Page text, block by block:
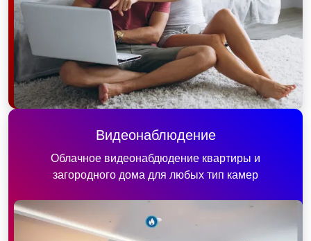
Видеонаблюдение
Облачное видеонабдюдение квартиры и
загородного дома для любых тип камер